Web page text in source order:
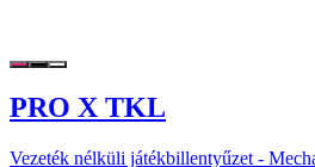
PRO X TKL
Vezeték nélküli játékbillentyűzet -